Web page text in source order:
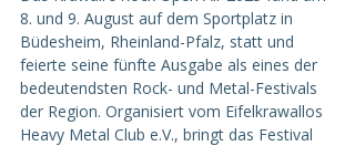
8. und 9. August auf dem Sportplatz in
Büdesheim, Rheinland-Pfalz, statt und
feierte seine fünfte Ausgabe als eines der
bedeutendsten Rock- und Metal-Festivals
der Region. Organisiert vom Eifelkrawallos
Heavy Metal Club e.V., bringt das Festival